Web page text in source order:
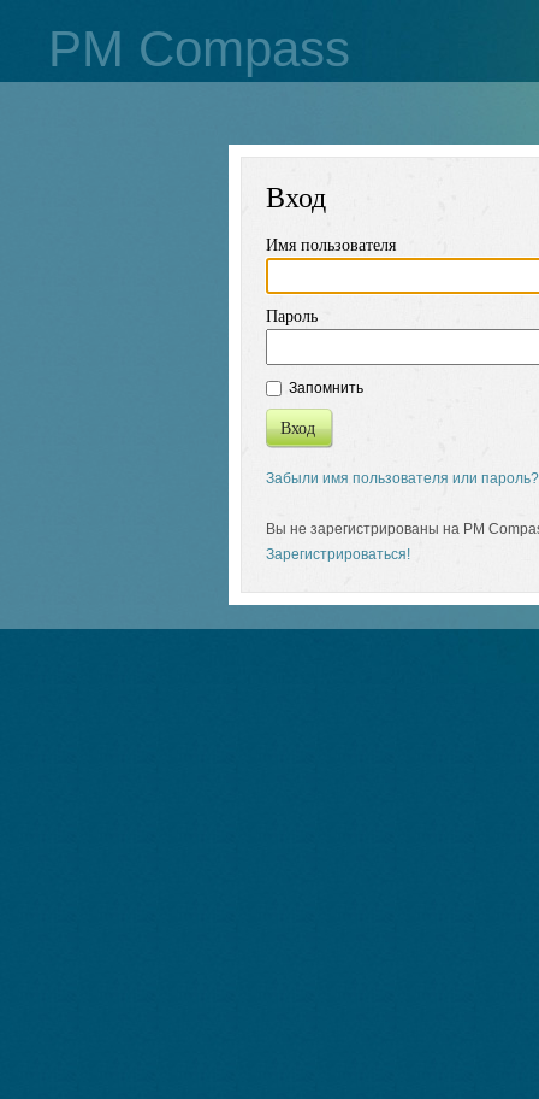
PM Compass
Вход
Имя пользователя
Пароль
Запомнить
Вход
Забыли имя пользователя или пароль?
Вы не зарегистрированы на PM
Зарегистрироваться!